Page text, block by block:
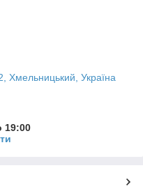
Хмельницький, Україна
19:00